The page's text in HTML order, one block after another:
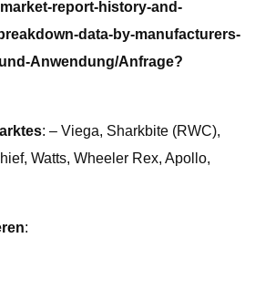
report-history-and-
data-by-manufacturers-
Anwendung/Anfrage?
: – Viega, Sharkbite (RWC),
Watts, Wheeler Rex, Apollo,
: